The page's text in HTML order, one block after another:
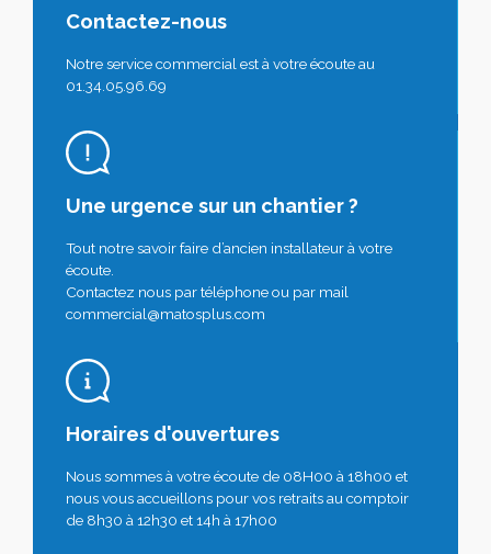
Contactez-nous
Notre service commercial est à votre écoute au
01.34.05.96.69
Une urgence sur un chantier ?
Tout notre savoir faire d’ancien installateur à votre
écoute.
Contactez nous par téléphone ou par mail
commercial@matosplus.com
Horaires d'ouvertures
Nous sommes à votre écoute de 08H00 à 18h00 et
nous vous accueillons pour vos retraits au comptoir
de 8h30 à 12h30 et 14h à 17h00